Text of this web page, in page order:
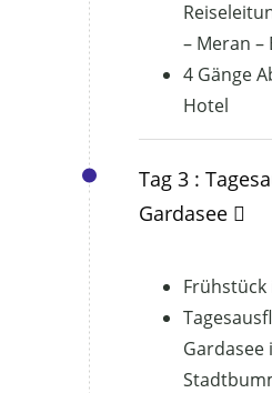
– Meran –
4 Gänge
Hotel
Tag 3 :
Gardasee
Gardasee